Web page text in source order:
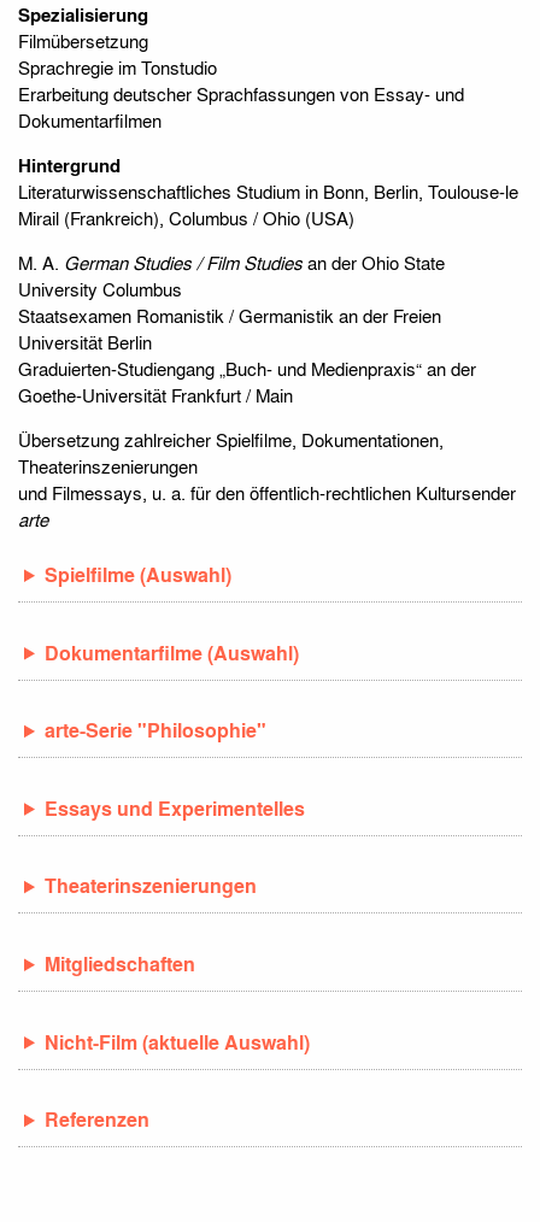
Spezialisierung
Filmübersetzung
Sprachregie im Tonstudio
Erarbeitung deutscher Sprachfassungen von Essay- und
Dokumentarfilmen
Hintergrund
Literaturwissenschaftliches Studium in Bonn, Berlin, Toulouse-le
Mirail (Frankreich), Columbus / Ohio (USA)
M. A. German Studies / Film Studiesan der Ohio State
University Columbus
Staatsexamen Romanistik / Germanistik an der Freien
Universität Berlin
Graduierten-Studiengang „Buch- und Medienpraxis“ an der
Goethe-Universität Frankfurt / Main
Übersetzung zahlreicher Spielfilme, Dokumentationen,
Theaterinszenierungen
und Filmessays, u. a. für den öffentlich-rechtlichen Kultursender
arte
Spielfilme (Auswahl)
Dokumentarfilme (Auswahl)
arte-Serie "Philosophie"
Essays und Experimentelles
Theaterinszenierungen
Mitgliedschaften
Nicht-Film (aktuelle Auswahl)
Referenzen